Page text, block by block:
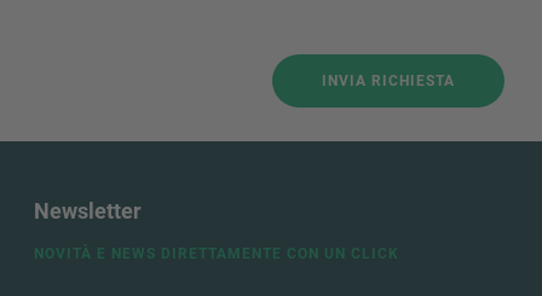
INVIA RICHIESTA
Newsletter
NOVITÀ E NEWS DIRETTAMENTE CON UN CLICK